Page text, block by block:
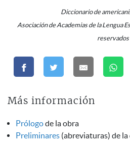
Diccionario de
Asociación de Academias de la Lengua
reservados
Más información
Prólogode la obra
Preliminares (abreviaturas) de la